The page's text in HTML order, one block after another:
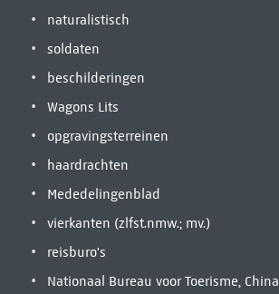
naturalistisch
soldaten
beschilderingen
Wagons Lits
opgravingsterreinen
haardrachten
Mededelingenblad
vierkanten (zlfst.nmw.; mv.)
reisburo's
Nationaal Bureau voor Toerisme, China